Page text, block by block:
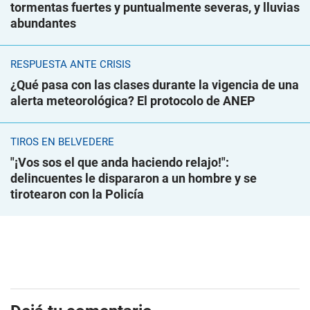
tormentas fuertes y puntualmente severas, y lluvias
abundantes
RESPUESTA ANTE CRISIS
¿Qué pasa con las clases durante la vigencia de una
alerta meteorológica? El protocolo de ANEP
TIROS EN BELVEDERE
"¡Vos sos el que anda haciendo relajo!":
delincuentes le dispararon a un hombre y se
tirotearon con la Policía